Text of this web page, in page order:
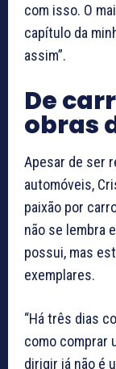
com isso. O
capítulo da
assim”.
De
obras
Apesar de ser
automóveis,
paixão por
não se lembra
possui, mas
exemplares.
“Há três dias
como comprar
dirigir já não é